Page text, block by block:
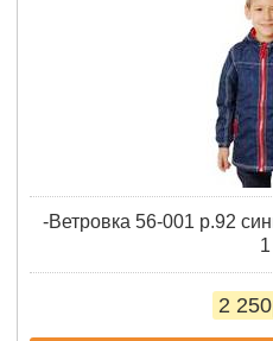
-Ветровка 56-001 р.92
1
2